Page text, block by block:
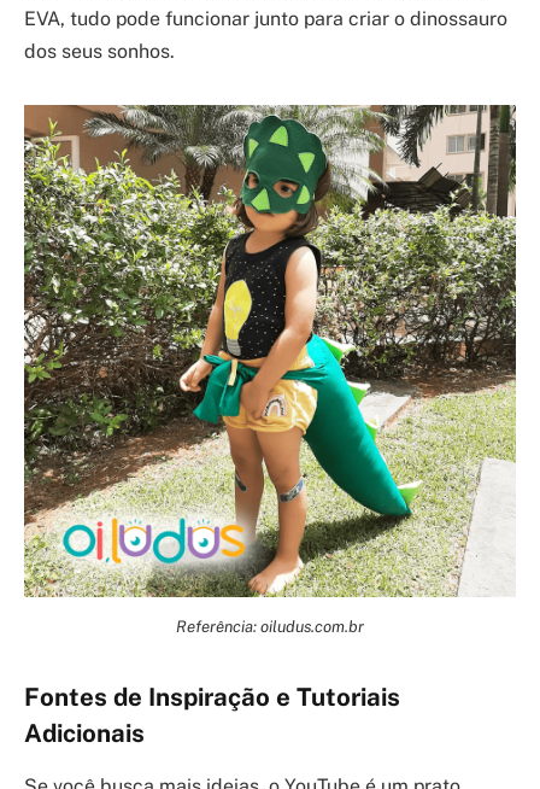
EVA, tudo pode funcionar junto para criar o dinossauro
dos seus sonhos.
Referência: oiludus.com.br
Fontes de Inspiração e Tutoriais
Adicionais